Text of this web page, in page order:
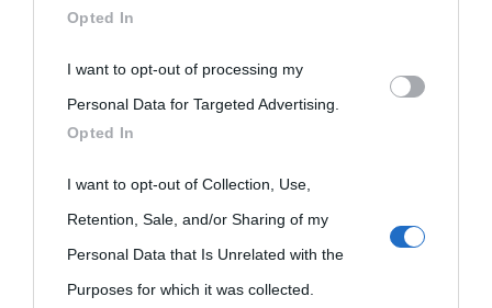
disclose it to other third parties.
Please note that this website/app uses one or more Google
services and may gather and store information including but
not limited to your visit or usage behaviour. You may click to
grant or deny consent to Google and its third-party tags to
use your data for below specified purposes in below Google
consent section.
Opted In
I want to opt-out of processing my
Personal Data for Targeted Advertising.
Opted In
I want to opt-out of Collection, Use,
Retention, Sale, and/or Sharing of my
Personal Data that Is Unrelated with the
Purposes for which it was collected.